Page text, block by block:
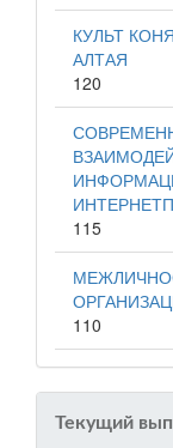
КУЛЬТ
АЛТАЯ
120
115
110
Текущий